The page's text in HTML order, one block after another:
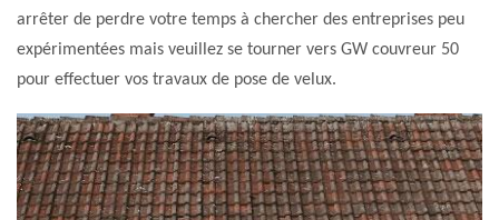
arrêter de perdre votre temps à chercher des entreprises peu
expérimentées mais veuillez se tourner vers GW couvreur 50
pour effectuer vos travaux de pose de velux.